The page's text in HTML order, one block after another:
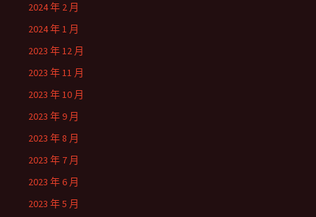
2024 年 2 月
2024 年 1 月
2023 年 12 月
2023 年 11 月
2023 年 10 月
2023 年 9 月
2023 年 8 月
2023 年 7 月
2023 年 6 月
2023 年 5 月